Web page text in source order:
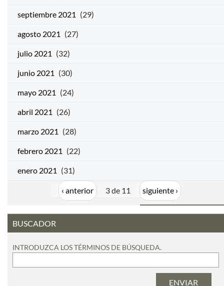
septiembre 2021 (29)
agosto 2021 (27)
julio 2021 (32)
junio 2021 (30)
mayo 2021 (24)
abril 2021 (26)
marzo 2021 (28)
febrero 2021 (22)
enero 2021 (31)
‹ anterior 3 de 11 siguiente ›
BUSCADOR
INTRODUZCA LOS TÉRMINOS DE BÚSQUEDA.